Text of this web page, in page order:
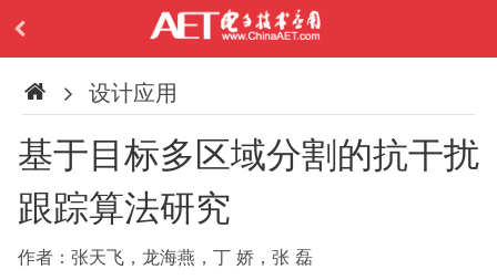
设计应用
基于目标多区域分割的抗干扰
跟踪算法研究
作者：张天飞，龙海燕，丁 娇，张 磊